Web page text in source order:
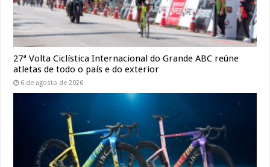
27ª Volta Ciclística Internacional do Grande ABC reúne
atletas de todo o país e do exterior
6 de agosto de 2026